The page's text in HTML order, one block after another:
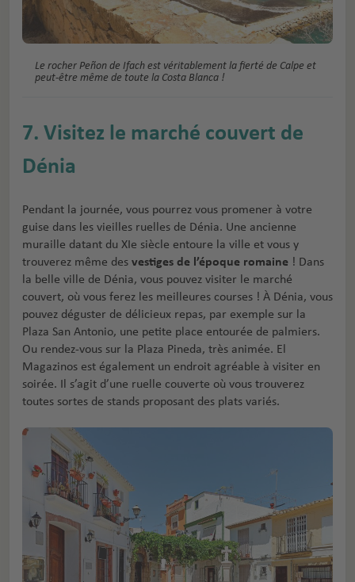
Le rocher Peñon de Ifach est véritablement la fierté de Calpe et
peut-être même de toute la Costa Blanca !
7. Visitez le marché couvert de
Dénia
Pendant la journée, vous pourrez vous promener à votre
guise dans les vieilles ruelles de Dénia. Une ancienne
muraille datant du XIe siècle entoure la ville et vous y
trouverez même des vestiges de l’époque romaine ! Dans
la belle ville de Dénia, vous pouvez visiter le marché
couvert, où vous ferez les meilleures courses ! À Dénia, vous
pouvez déguster de délicieux repas, par exemple sur la
Plaza San Antonio, une petite place entourée de palmiers.
Ou rendez-vous sur la Plaza Pineda, très animée. El
Magazinos est également un endroit agréable à visiter en
soirée. Il s’agit d’une ruelle couverte où vous trouverez
toutes sortes de stands proposant des plats variés.